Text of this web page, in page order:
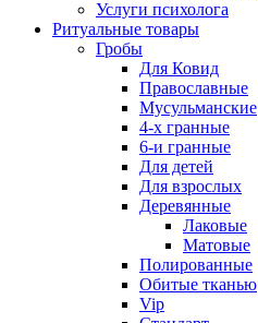
Услуги психолога
Ритуальные товары
Гробы
Для Ковид
Православные
Мусульманские
4-х гранные
6-и гранные
Для детей
Для взрослых
Деревянные
Лаковые
Матовые
Полированные
Обитые тканью
Vip